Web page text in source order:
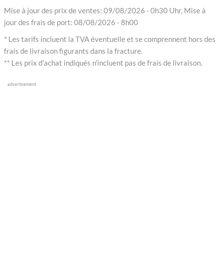
Mise à jour des prix de ventes: 09/08/2026 - 0h30 Uhr, Mise à
jour des frais de port: 08/08/2026 - 8h00
* Les tarifs incluent la TVA éventuelle et se comprennent hors des
frais de livraison figurants dans la fracture.
** Les prix d'achat indiqués n'incluent pas de frais de livraison.
advertisement